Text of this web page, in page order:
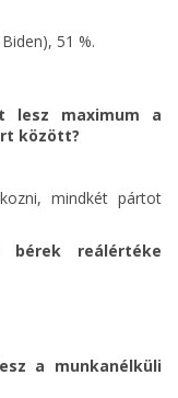
51 %.
lesz maximum a
között?
mindkét pártot
bérek reálértéke
a munkanélküli